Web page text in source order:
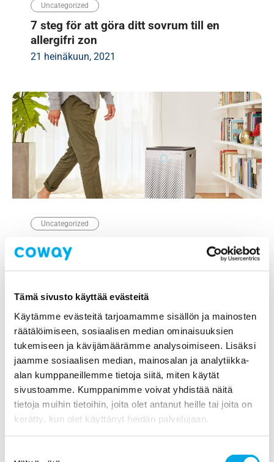
Tämä sivusto käyttää evästeitä
Käytämme evästeitä tarjoamamme sisällön ja mainosten
räätälöimiseen, sosiaalisen median ominaisuuksien
tukemiseen ja kävijämäärämme analysoimiseen. Lisäksi
jaamme sosiaalisen median, mainosalan ja analytiikka-
alan kumppaneillemme tietoja siitä, miten käytät
sivustoamme. Kumppanimme voivat yhdistää näitä
tietoja muihin tietoihin, joita olet antanut heille tai joita on
kerätty, kun olet käyttänyt heidän palvelujaan.
Uncategorized
7 steg för att göra ditt sovrum till en
allergifri zon
21 heinäkuun, 2021
Uncategorized
Matcha din luftrenare till din inredning
8 heinäkuun, 2021